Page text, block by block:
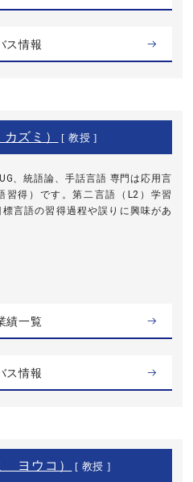
ス情報
ズミ） [ 教授 ]
、統語論、手話言語 専門は応用言
習得）です。第二言語（L2）学習
言語の習得過程や誤りに興味があ
績一覧
ス情報
ヨウコ） [ 教授 ]